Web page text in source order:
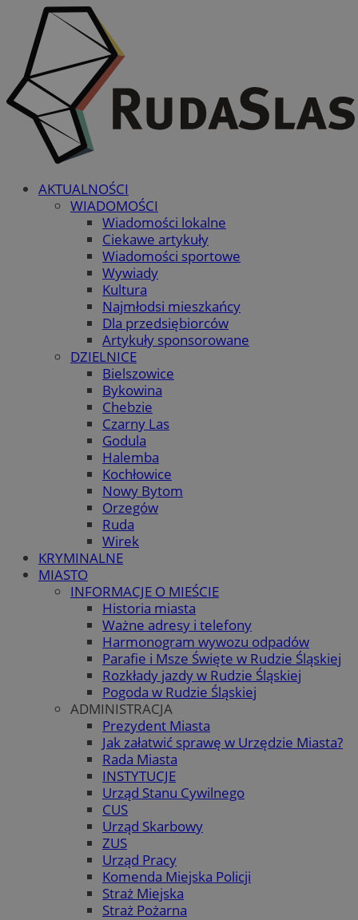
AKTUALNOŚCI
WIADOMOŚCI
Wiadomości lokalne
Ciekawe artykuły
Wiadomości sportowe
Wywiady
Kultura
Najmłodsi mieszkańcy
Dla przedsiębiorców
Artykuły sponsorowane
DZIELNICE
Bielszowice
Bykowina
Chebzie
Czarny Las
Godula
Halemba
Kochłowice
Nowy Bytom
Orzegów
Ruda
Wirek
KRYMINALNE
MIASTO
INFORMACJE O MIEŚCIE
Historia miasta
Ważne adresy i telefony
Harmonogram wywozu odpadów
Parafie i Msze Święte w Rudzie Śląskiej
Rozkłady jazdy w Rudzie Śląskiej
Pogoda w Rudzie Śląskiej
ADMINISTRACJA
Prezydent Miasta
Jak załatwić sprawę w Urzędzie Miasta?
Rada Miasta
INSTYTUCJE
Urząd Stanu Cywilnego
CUS
Urząd Skarbowy
ZUS
Urząd Pracy
Komenda Miejska Policji
Straż Miejska
Straż Pożarna